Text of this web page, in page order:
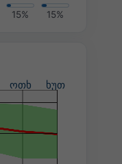
15% 15%
ოთხ ხუთ